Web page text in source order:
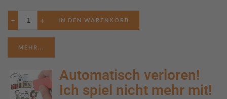
− +
MEHR...
Automatisch verloren!
Ich spiel nicht mehr mit!